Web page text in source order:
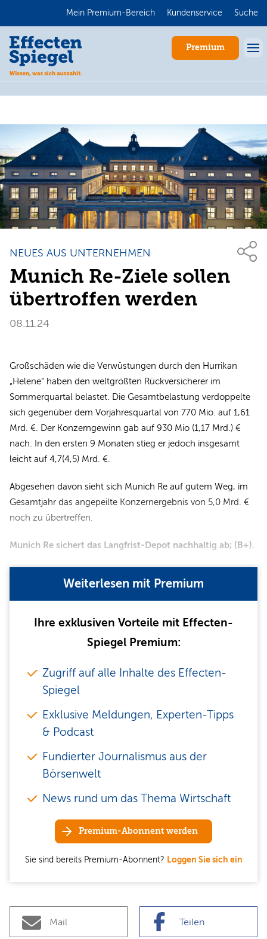
Mein Premium-Bereich Kundenservice Suche
Premium
NEUES AUS UNTERNEHMEN
Munich Re-Ziele sollen
übertroffen werden
08.11.24
Großschäden wie die Verwüstungen durch den Hurrikan
„Helene“ haben den weltgrößten Rückversicherer im
Sommerquartal belastet. Die Gesamtbelastung verdoppelte
sich gegenüber dem Vorjahresquartal von 770 Mio. auf 1,61
Mrd. €. Der Konzerngewinn gab auf 930 Mio (1,17 Mrd.) €
nach. In den ersten 9 Monaten stieg er jedoch insgesamt
leicht auf 4,7(4,5) Mrd. €.
Abgesehen davon sieht sich Munich Re auf gutem Weg, im
Gesamtjahr das angepeilte Konzernergebnis von 5,0 Mrd. €
noch zu übertreffen.
Munich Re sichert das Langfrist-Depot nachhaltig ab; (B+).
Weiterlesen mit Premium
Ihre exklusiven Vorteile mit Effecten-
Spiegel Premium:
Zugriff auf alle Inhalte des Effecten-
Spiegel
Exklusive Meldungen, Experten-Tipps
& Podcast
Fundierter Journalismus aus der
Börsenwelt
News rund um das Thema Wirtschaft
Premium-Abonnent werden
Sie sind bereits Premium-Abonnent? Loggen Sie sich ein
Mail Teilen
Anmelden